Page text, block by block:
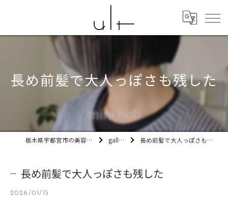
長め前髪で大人っぽさも残した
栃木県宇都宮市の美容室ult gallery 長め前髪で大人っぽさも残した
長め前髪で大人っぽさも残した
2026/01/15